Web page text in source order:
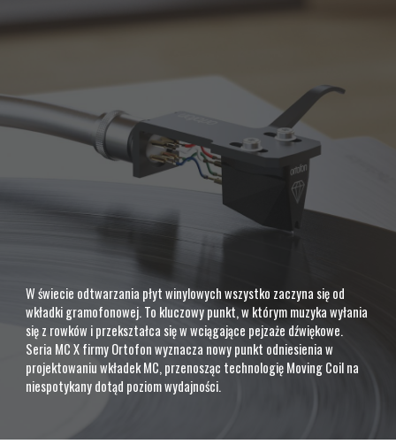
W świecie odtwarzania płyt winylowych wszystko zaczyna się od
wkładki gramofonowej. To kluczowy punkt, w którym muzyka wyłania
się z rowków i przekształca się w wciągające pejzaże dźwiękowe.
Seria MC X firmy Ortofon wyznacza nowy punkt odniesienia w
projektowaniu wkładek MC, przenosząc technologię Moving Coil na
niespotykany dotąd poziom wydajności.